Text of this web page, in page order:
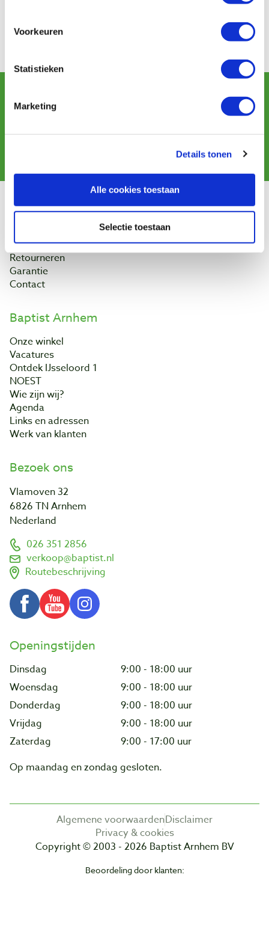
Voorkeuren
Statistieken
Marketing
Details tonen
Alle cookies toestaan
Selectie toestaan
purperhard, jatoba, padoek, iep, noten, teak en
Werk van:Jos Westenbroek
en ontvang aanbiedingen, nieuwe producten en tips.
Klantenservice
Betaling
Retourneren
Garantie
Contact
Baptist Arnhem
Onze winkel
Vacatures
Ontdek IJsseloord 1
NOEST
Wie zijn wij?
Agenda
Links en adressen
Werk van klanten
Bezoek ons
Vlamoven 32
6826 TN Arnhem
Nederland
026 351 2856
verkoop@baptist.nl
Routebeschrijving
Openingstijden
Dinsdag
9:00 - 18:00 uur
Woensdag
9:00 - 18:00 uur
Donderdag
9:00 - 18:00 uur
Vrijdag
9:00 - 18:00 uur
Zaterdag
9:00 - 17:00 uur
Op maandag en zondag gesloten.
Algemene voorwaardenDisclaimer
Privacy & cookies
Copyright © 2003 - 2026 Baptist Arnhem BV
Beoordeling door klanten: